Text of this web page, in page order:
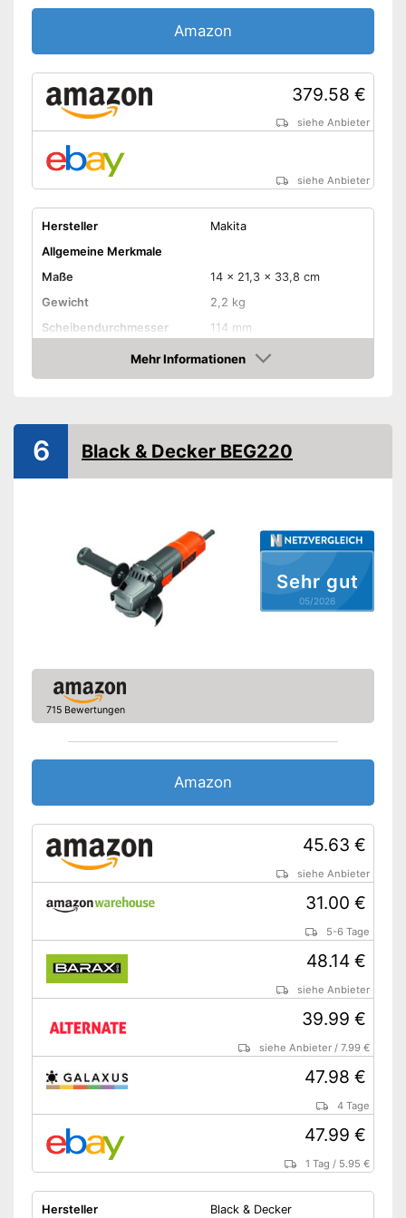
Ladestandsanzeige
Beste Lithium-Technologie
Nachteile
Amazon Lieferzeit
Amazon
379.58 €
siehe Anbieter
siehe Anbieter
Hersteller
Makita
Allgemeine Merkmale
Maße
14 x 21,3 x 33,8 cm
Gewicht
2,2 kg
Scheibendurchmesser
114 mm
Drehzahl Leerlauf
8.500 U/min
Akkuspannung
18 V
Ausstattung
Sanftanlauf
Lithium-Technologie
Ladestandsanzeige
Schutzhaube
Vorteile
Nachteile
Mehr Informationen
Amazon
Sehr gut
05/2026
6 Black & Decker BEG220
715 Bewertungen
Amazon
45.63 €
siehe Anbieter
31.00 €
5-6 Tage
48.14 €
siehe Anbieter
39.99 €
siehe Anbieter /7.99 €
47.98 €
4 Tage
47.99 €
1 Tag / 5.95 €
Hersteller
Black & Decker